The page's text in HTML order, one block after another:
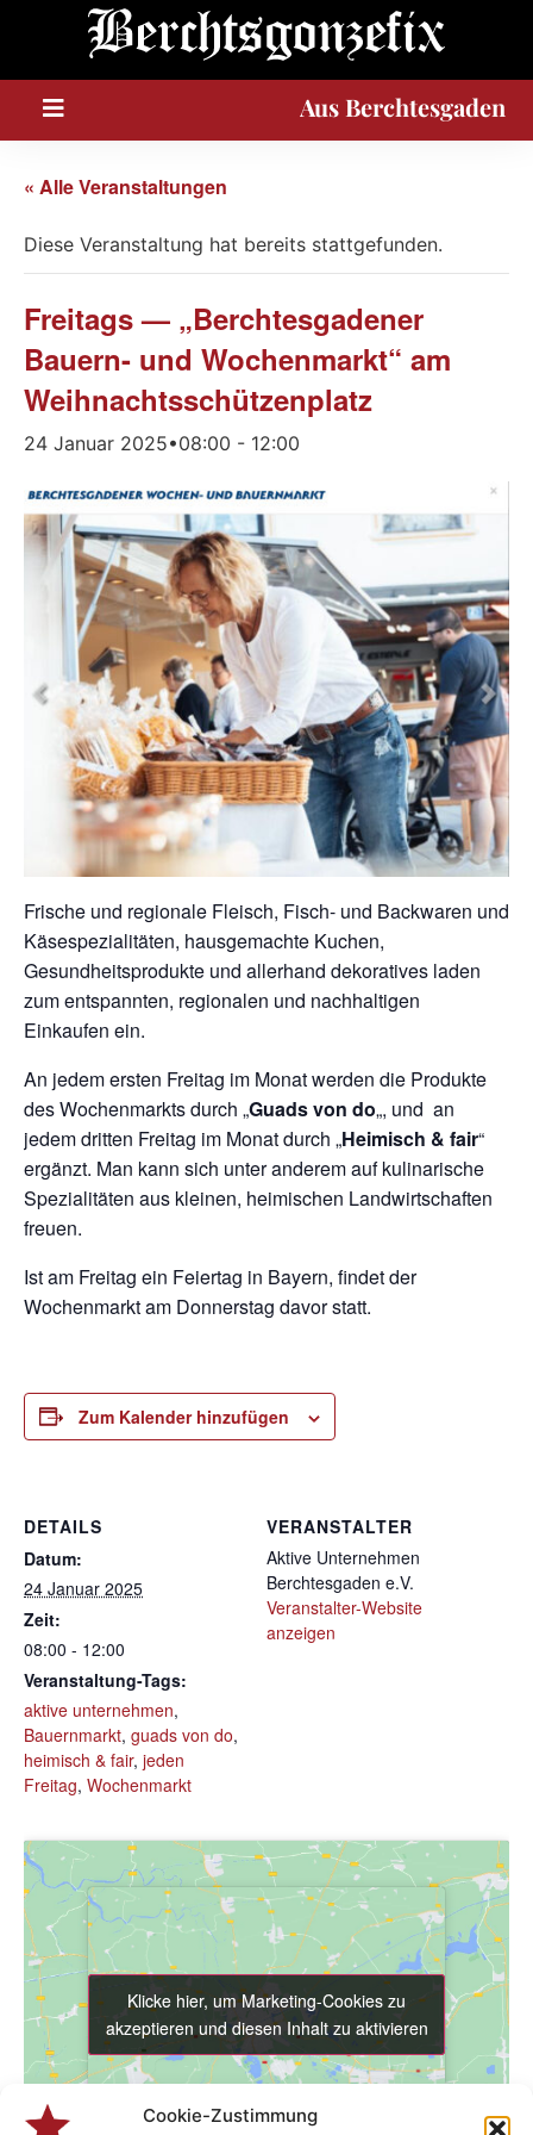
Cookie-Zustimmung
Aus Berchtesgaden
« Alle Veranstaltungen
Diese Veranstaltung hat bereits stattgefunden.
Freitags — „Berchtesgadener
Bauern- und Wochenmarkt“ am
Weihnachtsschützenplatz
24 Januar 2025•08:00 - 12:00
Frische und regionale Fleisch, Fisch- und Backwaren und
Käsespezialitäten, hausgemachte Kuchen,
Gesundheitsprodukte und allerhand dekoratives laden
zum entspannten, regionalen und nachhaltigen
Einkaufen ein.
An jedem ersten Freitag im Monat werden die Produkte
des Wochenmarkts durch „Guads von do„, und an
jedem dritten Freitag im Monat durch „Heimisch & fair“
ergänzt. Man kann sich unter anderem auf kulinarische
Spezialitäten aus kleinen, heimischen Landwirtschaften
freuen.
Ist am Freitag ein Feiertag in Bayern, findet der
Wochenmarkt am Donnerstag davor statt.
Zum Kalender hinzufügen
DETAILS
Datum:
24 Januar 2025
Zeit:
08:00 - 12:00
Veranstaltung-Tags:
aktive unternehmen,
Bauernmarkt, guads von do,
heimisch & fair, jeden
Freitag, Wochenmarkt
VERANSTALTER
Aktive Unternehmen
Berchtesgaden e.V.
Veranstalter-Website
anzeigen
Klicke hier, um Marketing-Cookies zu
akzeptieren und diesen Inhalt zu aktivieren
Klicke hier, um Marketing-Cookies zu
akzeptieren und diesen Inhalt zu aktivieren